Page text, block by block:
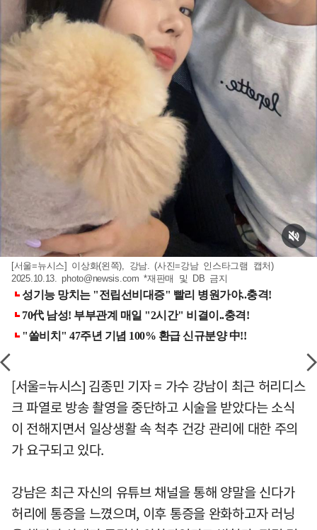
[서울=뉴시스] 이상화(왼쪽), 강남. (사진=강남 인스타그램 캡처)
2025.10.13.photo@newsis.com *재판매 및 DB 금지
[서울=뉴시스] 김종민 기자 = 가수 강남이 최근 허리디스
크 파열로 방송 촬영을 중단하고 시술을 받았다는 소식
이 전해지면서 일상생활 속 척추 건강 관리에 대한 주의
가 요구되고 있다.
강남은 최근 자신의 유튜브 채널을 통해 양말을 신다가
허리에 통증을 느꼈으며, 이후 통증을 완화하고자 러닝